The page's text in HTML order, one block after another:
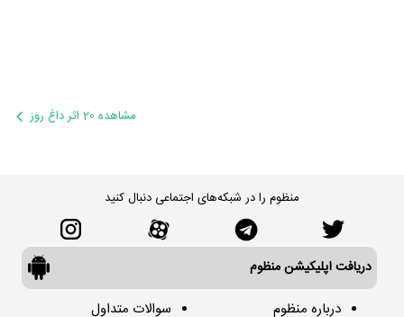
مشاهده 20 اثر داغ روز
منظوم را در شبکه‌های اجتماعی دنبال کنید
دریافت اپلیکیشن منظوم
درباره منظوم سوالات متداول